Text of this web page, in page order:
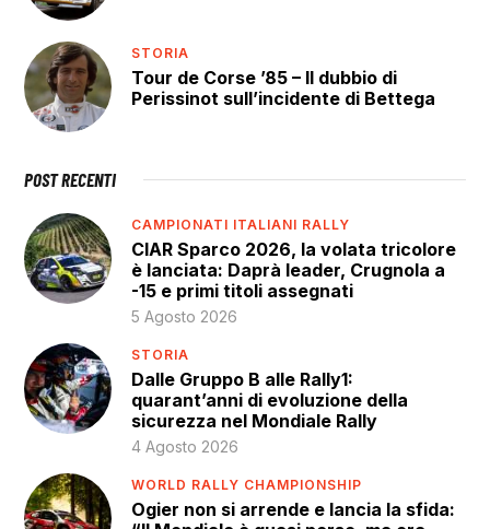
STORIA
Tour de Corse ’85 – Il dubbio di
Perissinot sull’incidente di Bettega
POST RECENTI
CAMPIONATI ITALIANI RALLY
CIAR Sparco 2026, la volata tricolore
è lanciata: Daprà leader, Crugnola a
-15 e primi titoli assegnati
5 Agosto 2026
STORIA
Dalle Gruppo B alle Rally1:
quarant’anni di evoluzione della
sicurezza nel Mondiale Rally
4 Agosto 2026
WORLD RALLY CHAMPIONSHIP
Ogier non si arrende e lancia la sfida: